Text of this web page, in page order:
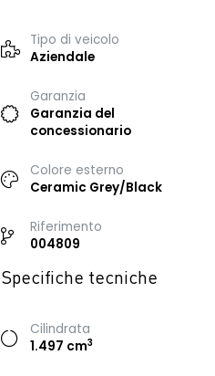
Tipo di veicolo
Aziendale
Garanzia
Garanzia del
concessionario
Colore esterno
Ceramic Grey/Black
Riferimento
004809
Specifiche tecniche
Cilindrata
1.497 cm3